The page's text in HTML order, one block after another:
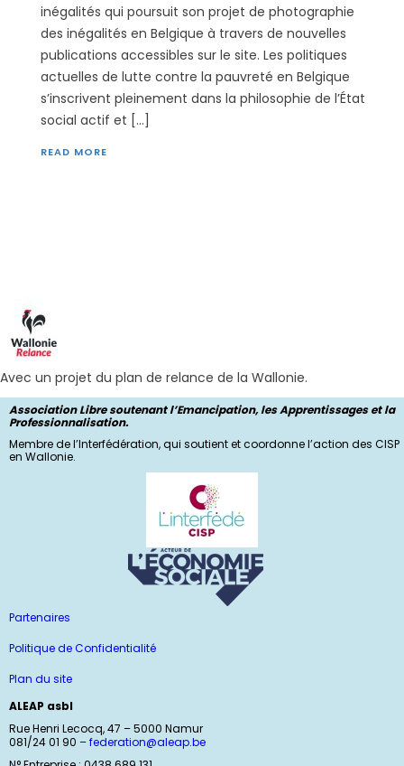
inégalités qui poursuit son projet de photographie
des inégalités en Belgique à travers de nouvelles
publications accessibles sur le site. Les politiques
actuelles de lutte contre la pauvreté en Belgique
s’inscrivent pleinement dans la philosophie de l’État
social actif et […]
READ MORE
Avec un projet du plan de relance de la Wallonie.
Association Libre soutenant l’Emancipation, les Apprentissages et la
Professionnalisation.
Membre de l’Interfédération, qui soutient et coordonne l’action des CISP
en Wallonie.
Partenaires
Politique de Confidentialité
Plan du site
ALEAP asbl
Rue Henri Lecocq, 47 – 5000 Namur
081/24 01 90 –federation@aleap.be